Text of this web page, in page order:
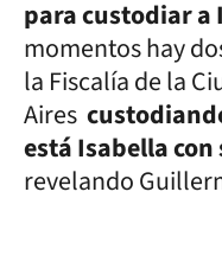
para custodiar a
momentos hay
la Fiscalía de la
Aires
está Isabella
revelando